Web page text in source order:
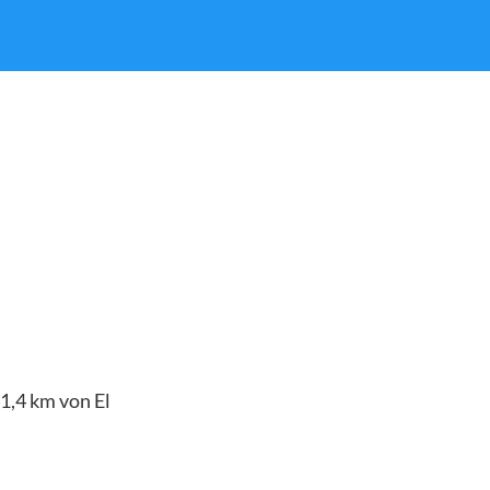
km von El